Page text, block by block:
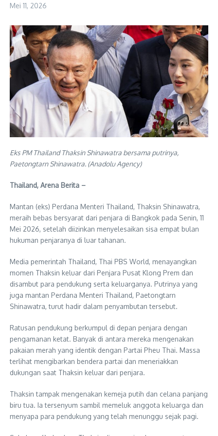
Mei 11, 2026
Eks PM Thailand Thaksin Shinawatra bersama putrinya,
Paetongtarn Shinawatra. (Anadolu Agency)
Thailand, Arena Berita –
Mantan (eks) Perdana Menteri Thailand, Thaksin Shinawatra,
meraih bebas bersyarat dari penjara di Bangkok pada Senin, 11
Mei 2026, setelah diizinkan menyelesaikan sisa empat bulan
hukuman penjaranya di luar tahanan.
Media pemerintah Thailand, Thai PBS World, menayangkan
momen Thaksin keluar dari Penjara Pusat Klong Prem dan
disambut para pendukung serta keluarganya. Putrinya yang
juga mantan Perdana Menteri Thailand, Paetongtarn
Shinawatra, turut hadir dalam penyambutan tersebut.
Ratusan pendukung berkumpul di depan penjara dengan
pengamanan ketat. Banyak di antara mereka mengenakan
pakaian merah yang identik dengan Partai Pheu Thai. Massa
terlihat mengibarkan bendera partai dan meneriakkan
dukungan saat Thaksin keluar dari penjara.
Thaksin tampak mengenakan kemeja putih dan celana panjang
biru tua. Ia tersenyum sambil memeluk anggota keluarga dan
menyapa para pendukung yang telah menunggu sejak pagi.